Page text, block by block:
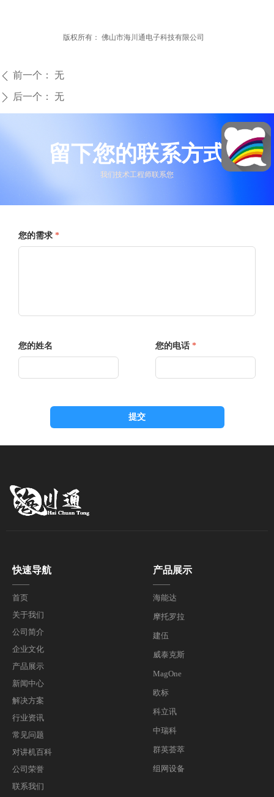
ꄴ 前一个： 无
ꄲ 后一个： 无
留下您的联系方式
我们技术工程师联系您
您的需求 *
您的姓名 您的电话 *
提交
版权所有： 佛山市海川通电子科技有限公司
快速导航
——
首页
关于我们
公司简介
企业文化
产品展示
新闻中心
解决方案
行业资讯
常见问题
对讲机百科
公司荣誉
联系我们
海能达
摩托罗拉
建伍
威泰克斯
MagOne
欧标
科立讯
中瑞科
群英荟萃
组网设备
产品展示
——